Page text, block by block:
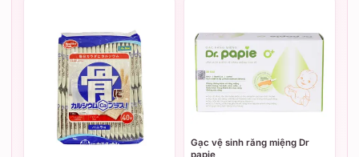
Gạc vệ sinh răng miệng Dr
papie